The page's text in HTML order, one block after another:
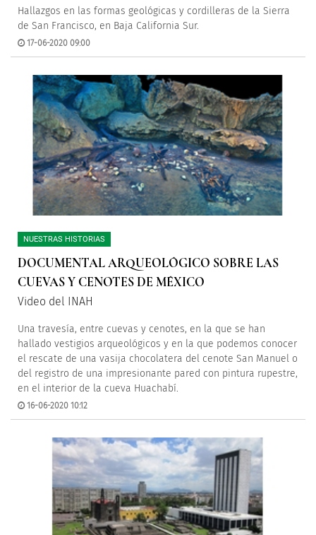
Hallazgos en las formas geológicas y cordilleras de la Sierra
de San Francisco, en Baja California Sur.
17-06-2020 09:00
NUESTRAS HISTORIAS
DOCUMENTAL ARQUEOLÓGICO SOBRE LAS
CUEVAS Y CENOTES DE MÉXICO
Video del INAH
Una travesía, entre cuevas y cenotes, en la que se han
hallado vestigios arqueológicos y en la que podemos conocer
el rescate de una vasija chocolatera del cenote San Manuel o
del registro de una impresionante pared con pintura rupestre,
en el interior de la cueva Huachabí.
16-06-2020 10:12